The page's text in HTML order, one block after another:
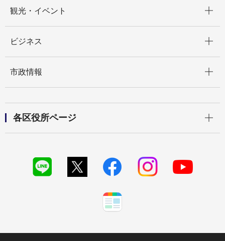
観光・イベント
ビジネス
市政情報
各区役所ページ